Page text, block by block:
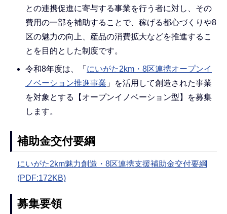
との連携促進に寄与する事業を行う者に対し、その
費用の一部を補助することで、稼げる都心づくりや8
区の魅力の向上、産品の消費拡大などを推進するこ
とを目的とした制度です。
令和8年度は、「 にいがた2km・8区連携オープンイ
ノベーション推進事業 」を活用して創造された事業
を対象とする【オープンイノベーション型】を募集
します。
補助金交付要綱
にいがた2km魅力創造・8区連携支援補助金交付要綱
(PDF:172KB)
募集要領